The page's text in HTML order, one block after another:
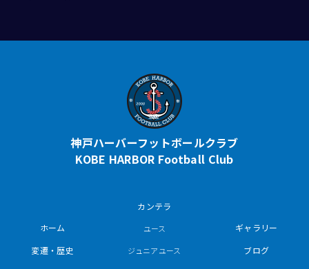
神戸ハーバーフットボールクラブ
KOBE HARBOR Football Club
ホーム
変遷・歴史
カンテラ
ユース
ジュニアユース
ギャラリー
ブログ